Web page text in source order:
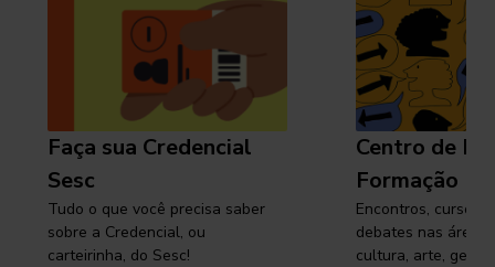
Faça sua Credencial
Sesc
Tudo o que você precisa saber
sobre a Credencial, ou
carteirinha, do Sesc!
Centro de
Formação
Encontros, cursos,
debates nas áreas
cultura, arte,